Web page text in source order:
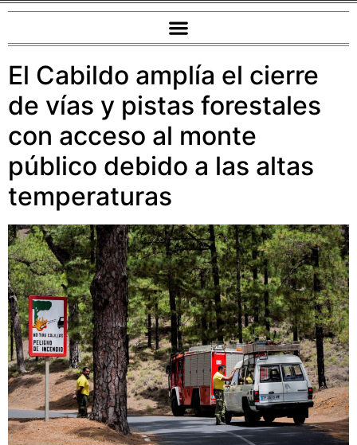
El Cabildo amplía el cierre
de vías y pistas forestales
con acceso al monte
público debido a las altas
temperaturas